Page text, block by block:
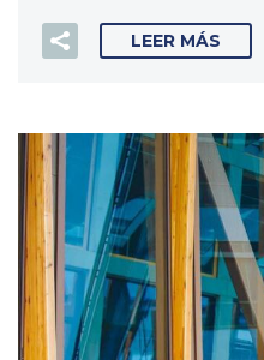
LEER MÁS